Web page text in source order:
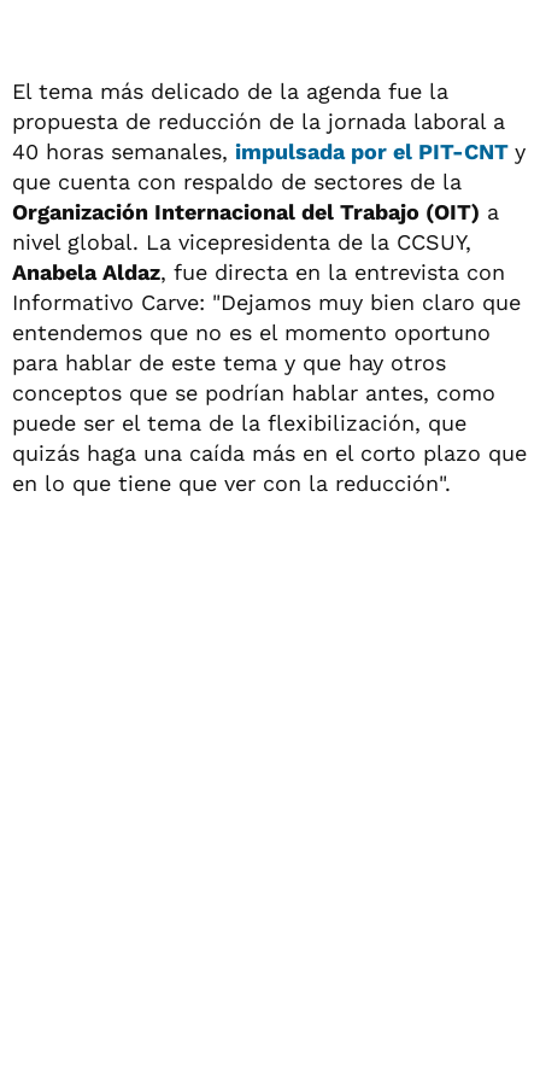
El tema más delicado de la agenda fue la
propuesta de reducción de la jornada laboral a
40 horas semanales, impulsada por el PIT-CNT y
que cuenta con respaldo de sectores de la
Organización Internacional del Trabajo (OIT) a
nivel global. La vicepresidenta de la CCSUY,
Anabela Aldaz, fue directa en la entrevista con
Informativo Carve: "Dejamos muy bien claro que
entendemos que no es el momento oportuno
para hablar de este tema y que hay otros
conceptos que se podrían hablar antes, como
puede ser el tema de la flexibilización, que
quizás haga una caída más en el corto plazo que
en lo que tiene que ver con la reducción".